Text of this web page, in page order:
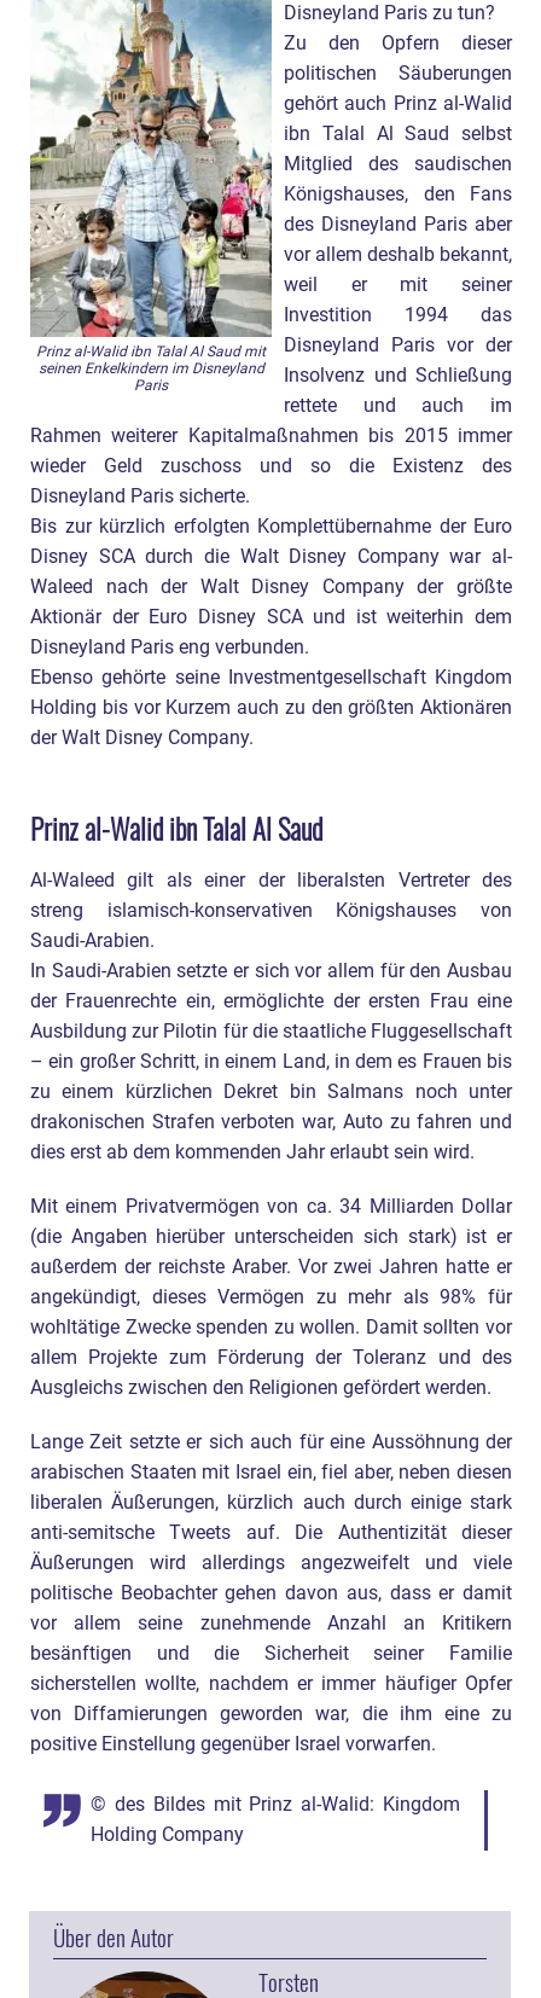
Prinz al-Walid ibn Talal Al Saud mit
seinen Enkelkindern im Disneyland
Paris
Disneyland Paris zu tun?
Zu den Opfern dieser
politischen Säuberungen
gehört auch Prinz al-Walid
ibn Talal Al Saud selbst
Mitglied des saudischen
Königshauses, den Fans
des Disneyland Paris aber
vor allem deshalb bekannt,
weil er mit seiner
Investition 1994 das
Disneyland Paris vor der
Insolvenz und Schließung
rettete und auch im
Rahmen weiterer Kapitalmaßnahmen bis 2015 immer
wieder Geld zuschoss und so die Existenz des
Disneyland Paris sicherte.
Bis zur kürzlich erfolgten Komplettübernahme der Euro
Disney SCA durch die Walt Disney Company war al-
Waleed nach der Walt Disney Company der größte
Aktionär der Euro Disney SCA und ist weiterhin dem
Disneyland Paris eng verbunden.
Ebenso gehörte seine Investmentgesellschaft Kingdom
Holding bis vor Kurzem auch zu den größten Aktionären
der Walt Disney Company.
Prinz al-Walid ibn Talal Al Saud
Al-Waleed gilt als einer der liberalsten Vertreter des
streng islamisch-konservativen Königshauses von
Saudi-Arabien.
In Saudi-Arabien setzte er sich vor allem für den Ausbau
der Frauenrechte ein, ermöglichte der ersten Frau eine
Ausbildung zur Pilotin für die staatliche Fluggesellschaft
– ein großer Schritt, in einem Land, in dem es Frauen bis
zu einem kürzlichen Dekret bin Salmans noch unter
drakonischen Strafen verboten war, Auto zu fahren und
dies erst ab dem kommenden Jahr erlaubt sein wird.
Mit einem Privatvermögen von ca. 34 Milliarden Dollar
(die Angaben hierüber unterscheiden sich stark) ist er
außerdem der reichste Araber. Vor zwei Jahren hatte er
angekündigt, dieses Vermögen zu mehr als 98% für
wohltätige Zwecke spenden zu wollen. Damit sollten vor
allem Projekte zum Förderung der Toleranz und des
Ausgleichs zwischen den Religionen gefördert werden.
Lange Zeit setzte er sich auch für eine Aussöhnung der
arabischen Staaten mit Israel ein, fiel aber, neben diesen
liberalen Äußerungen, kürzlich auch durch einige stark
anti-semitsche Tweets auf. Die Authentizität dieser
Äußerungen wird allerdings angezweifelt und viele
politische Beobachter gehen davon aus, dass er damit
vor allem seine zunehmende Anzahl an Kritikern
besänftigen und die Sicherheit seiner Familie
sicherstellen wollte, nachdem er immer häufiger Opfer
von Diffamierungen geworden war, die ihm eine zu
positive Einstellung gegenüber Israel vorwarfen.
© des Bildes mit Prinz al-Walid: Kingdom
Holding Company
Über den Autor
Torsten